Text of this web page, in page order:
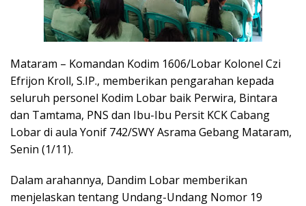
Mataram – Komandan Kodim 1606/Lobar Kolonel Czi
Efrijon Kroll, S.IP., memberikan pengarahan kepada
seluruh personel Kodim Lobar baik Perwira, Bintara
dan Tamtama, PNS dan Ibu-Ibu Persit KCK Cabang
Lobar di aula Yonif 742/SWY Asrama Gebang Mataram,
Senin (1/11).
Dalam arahannya, Dandim Lobar memberikan
menjelaskan tentang Undang-Undang Nomor 19